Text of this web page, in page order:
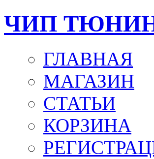
ЧИП
ГЛАВНАЯ
МАГАЗИН
СТАТЬИ
КОРЗИНА